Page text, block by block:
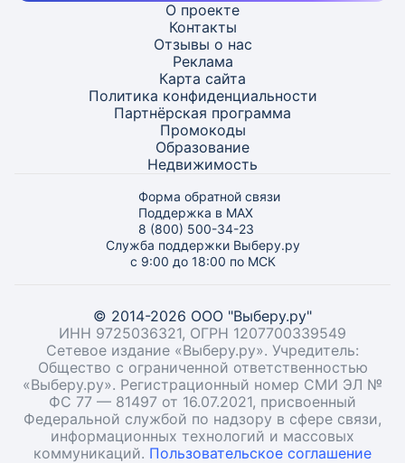
О проекте
Контакты
Отзывы о нас
Реклама
Карта сайта
Политика конфиденциальности
Партнёрская программа
Промокоды
Образование
Недвижимость
Форма обратной связи
Поддержка в MAX
8 (800) 500-34-23
Служба поддержки Выберу.ру
с 9:00 до 18:00 по МСК
© 2014-2026 ООО "Выберу.ру"
ИНН 9725036321, ОГРН 1207700339549
Сетевое издание «Выберу.ру». Учредитель:
Общество с ограниченной ответственностью
«Выберу.ру». Регистрационный номер СМИ ЭЛ №
ФС 77 — 81497 от 16.07.2021, присвоенный
Федеральной службой по надзору в сфере связи,
информационных технологий и массовых
коммуникаций. Пользовательское соглашение